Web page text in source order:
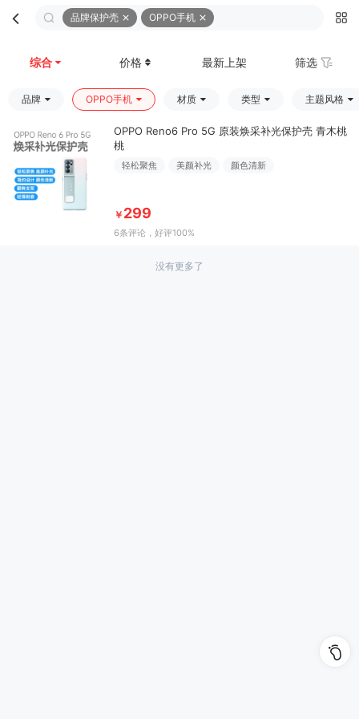
品牌保护壳 OPPO手机
综合 价格 最新上架 筛选
品牌 OPPO手机 材质 类型 主题风格
OPPO Reno6 Pro 5G 原装焕采补光保护壳 青木桃
桃
轻松聚焦 美颜补光 颜色清新
￥ 299
6条评论 ，好评100%
没有更多了